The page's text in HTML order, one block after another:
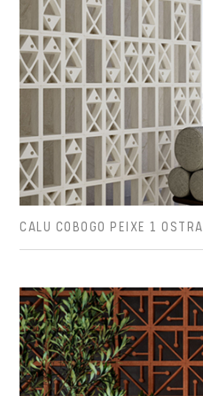
CALU COBOGO PEIXE 1 OSTRA